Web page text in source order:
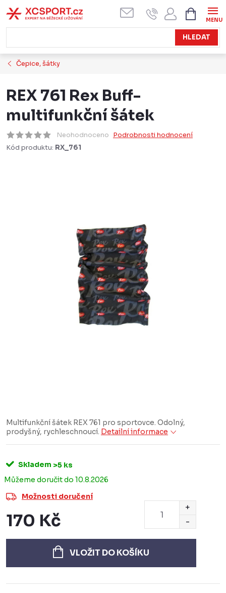
na
obsah
HLEDAT
KOŠÍK
Čepice, šátky
REX 761 Rex Buff-
multifunkční šátek
Neohodnoceno Podrobnosti hodnocení
Kód produktu: RX_761
Multifunkční šátek REX 761 pro sportovce. Odolný,
prodyšný, rychleschnoucí. Detailní informace
Skladem >5 ks
10.8.2026
Možnosti doručení
170 Kč
cena:
VLOŽIT DO KOŠÍKU